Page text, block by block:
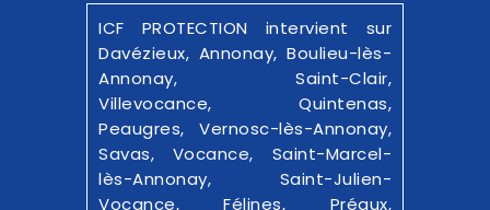
ICF PROTECTION intervient sur
Davézieux, Annonay, Boulieu-lès-
Annonay, Saint-Clair,
Villevocance, Quintenas,
Peaugres, Vernosc-lès-Annonay,
Savas, Vocance, Saint-Marcel-
lès-Annonay, Saint-Julien-
Vocance, Félines, Préaux,